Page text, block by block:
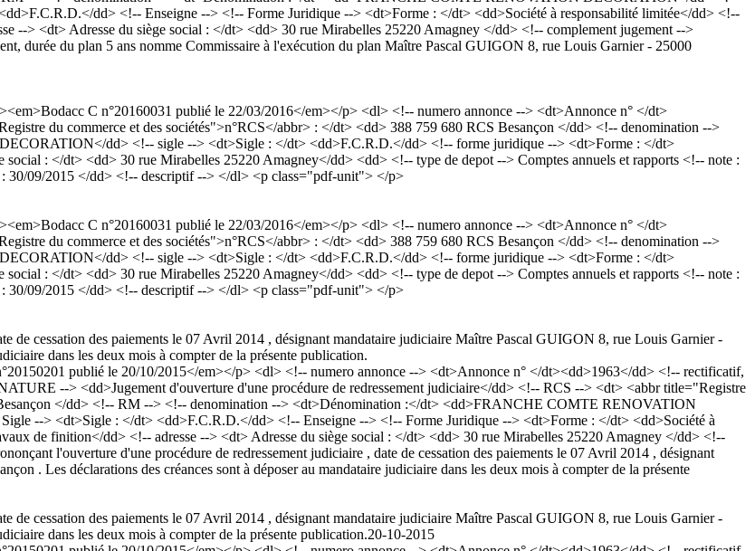
dd> <!-- Enseigne --> <!-- Forme Juridique --> <dt>Forme : </dt> <dd>Société à responsabilité limitée</dd> <!--
> <dt> Adresse du siège social : </dt> <dd> 30 rue Mirabelles 25220 Amagney </dd> <!-- complement jugement -->
durée du plan 5 ans nomme Commissaire à l'exécution du plan Maître Pascal GUIGON 8, rue Louis Garnier - 25000
C n°20160031 publié le 22/03/2016</em></p> <dl> <!-- numero annonce --> <dt>Annonce n° </dt>
du commerce et des sociétés">n°RCS</abbr> : </dt> <dd> 388 759 680 RCS Besançon </dd> <!-- denomination -->
dd> <!-- sigle --> <dt>Sigle : </dt> <dd>F.C.R.D.</dd> <!-- forme juridique --> <dt>Forme : </dt>
: </dt> <dd> 30 rue Mirabelles 25220 Amagney</dd> <dd> <!-- type de depot --> Comptes annuels et rapports <!-- note :
30/09/2015 </dd> <!-- descriptif --> </dl> <p class="pdf-unit"> </p>
C n°20160031 publié le 22/03/2016</em></p> <dl> <!-- numero annonce --> <dt>Annonce n° </dt>
du commerce et des sociétés">n°RCS</abbr> : </dt> <dd> 388 759 680 RCS Besançon </dd> <!-- denomination -->
dd> <!-- sigle --> <dt>Sigle : </dt> <dd>F.C.R.D.</dd> <!-- forme juridique --> <dt>Forme : </dt>
: </dt> <dd> 30 rue Mirabelles 25220 Amagney</dd> <dd> <!-- type de depot --> Comptes annuels et rapports <!-- note :
30/09/2015 </dd> <!-- descriptif --> </dl> <p class="pdf-unit"> </p>
de cessation des paiements le 07 Avril 2014 , désignant mandataire judiciaire Maître Pascal GUIGON 8, rue Louis Garnier -
dans les deux mois à compter de la présente publication.
publié le 20/10/2015</em></p> <dl> <!-- numero annonce --> <dt>Annonce n° </dt><dd>1963</dd> <!-- rectificatif,
--> <dd>Jugement d'ouverture d'une procédure de redressement judiciaire</dd> <!-- RCS --> <dt> <abbr title="Registre
</dd> <!-- RM --> <!-- denomination --> <dt>Dénomination :</dt> <dd>FRANCHE COMTE RENOVATION
--> <dt>Sigle : </dt> <dd>F.C.R.D.</dd> <!-- Enseigne --> <!-- Forme Juridique --> <dt>Forme : </dt> <dd>Société à
de finition</dd> <!-- adresse --> <dt> Adresse du siège social : </dt> <dd> 30 rue Mirabelles 25220 Amagney </dd> <!--
l'ouverture d'une procédure de redressement judiciaire , date de cessation des paiements le 07 Avril 2014 , désignant
. Les déclarations des créances sont à déposer au mandataire judiciaire dans les deux mois à compter de la présente
de cessation des paiements le 07 Avril 2014 , désignant mandataire judiciaire Maître Pascal GUIGON 8, rue Louis Garnier -
dans les deux mois à compter de la présente publication.20-10-2015